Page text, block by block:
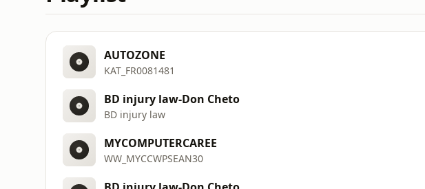
AUTOZONE
KAT_FR0081481
BD injury law-Don Cheto
BD injury law
MYCOMPUTERCAREE
WW_MYCCWPSEAN30